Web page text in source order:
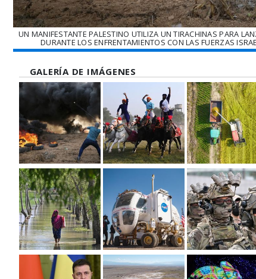
UN MANIFESTANTE PALESTINO UTILIZA UN TIRACHINAS PARA
DURANTE LOS ENFRENTAMIENTOS CON LAS FUERZAS
GALERÍA DE IMÁGENES